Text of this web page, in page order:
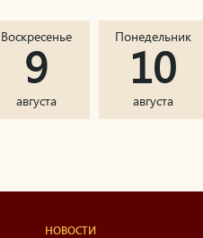
Воскресенье
9
августа
Понедельник
10
августа
НОВОСТИ